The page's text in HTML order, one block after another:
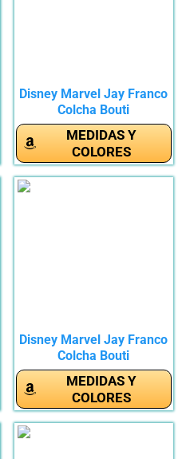
Disney Marvel Jay Franco
Colcha Bouti
Termosellada...
MEDIDAS Y
COLORES
Disney Marvel Jay Franco
Colcha Bouti
Termosellada...
MEDIDAS Y
COLORES